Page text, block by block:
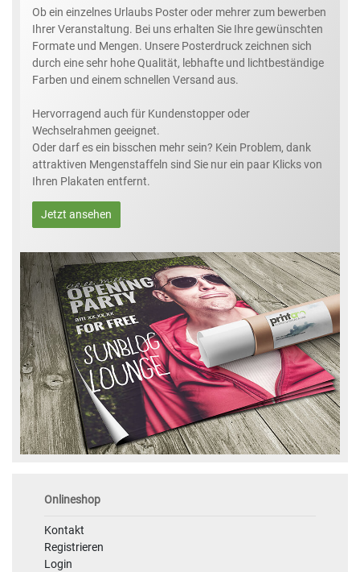
Ob ein einzelnes Urlaubs Poster oder mehrer zum bewerben
Ihrer Veranstaltung. Bei uns erhalten Sie Ihre gewünschten
Formate und Mengen. Unsere Posterdruck zeichnen sich
durch eine sehr hohe Qualität, lebhafte und lichtbeständige
Farben und einem schnellen Versand aus.
Hervorragend auch für Kundenstopper oder
Wechselrahmen geeignet.
Oder darf es ein bisschen mehr sein? Kein Problem, dank
attraktiven Mengenstaffeln sind Sie nur ein paar Klicks von
Ihren Plakaten entfernt.
Jetzt ansehen
Onlineshop
Kontakt
Registrieren
Login